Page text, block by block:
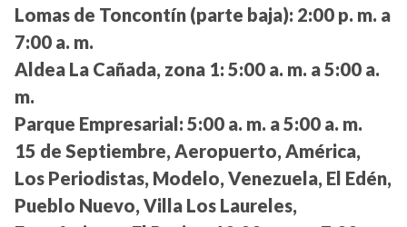
Lomas de Toncontín (parte baja): 2:00 p. m. a
7:00 a. m.
Aldea La Cañada, zona 1: 5:00 a. m. a 5:00 a.
m.
Parque Empresarial: 5:00 a. m. a 5:00 a. m.
15 de Septiembre, Aeropuerto, América,
Los Periodistas, Modelo, Venezuela, El Edén,
Pueblo Nuevo, Villa Los Laureles,